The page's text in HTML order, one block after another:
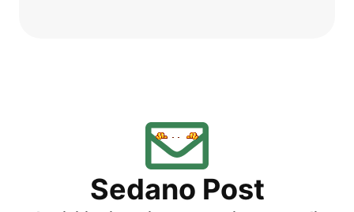
Sed­a­no Post